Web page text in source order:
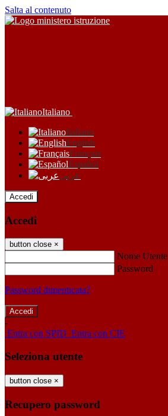
Salta al contenuto
Italiano
Italiano
English
Français
Español
عربى
Accedi
Accedi
button close ×
Nome Utente
Password
Password dimenticata?
-
Entra con SPID Entra con CIE
Seleziona utente
button close ×
Recupero password